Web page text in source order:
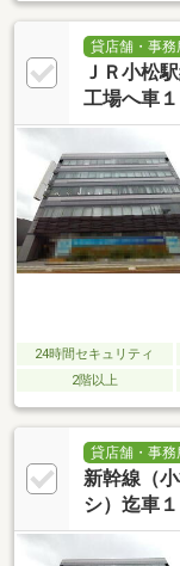
貸店舗・事務
ＪＲ小松
工場へ車
24時間セキュリティ
2階以上
貸店舗・事務
新幹線（
シ）迄車